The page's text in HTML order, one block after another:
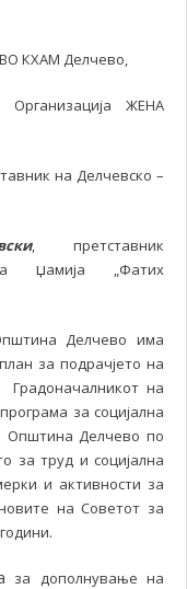
КХАМ Делчево,
ЖЕНА
на Делчевско –
, претставник
џамија „Фатих
Делчево има
за подрачјето на
на
за социјална
Општина Делчево по
за труд и социјална
и активности за
на Советот за
.
за дополнување на